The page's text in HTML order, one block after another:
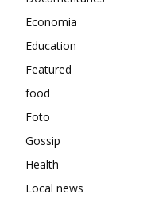
Economia
Education
Featured
food
Foto
Gossip
Health
Local news